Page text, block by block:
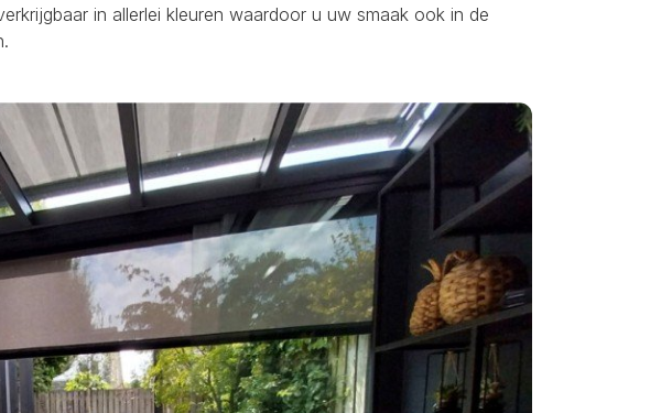
in allerlei kleuren waardoor u uw smaak ook in de